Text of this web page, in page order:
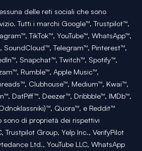
delle reti sociali che sono
Tutti i marchi Google™, Trustpilot™,
TikTok™, YouTube™, WhatsApp™,
SoundCloud™, Telegram™, Pinterest™,
Snapchat™, Twitch™, Spotify™,
Rumble™, Apple Music™,
Clubhouse™, Medium™, Kwai™,
DatPiff™, Deezer™, Dribbble™, IMDb™,
Quora™, e Reddit™
di proprietà dei rispettivi
Trustpilot Group, Yelp Inc., VerifyPilot
Ltd., YouTube LLC, WhatsApp